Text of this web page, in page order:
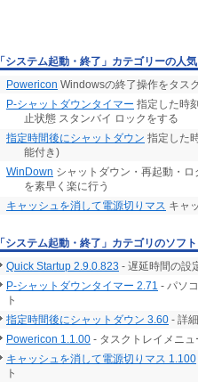
「システム起動・終了」カテゴリーの人
Powericon Windowsの終了操作をタス
P-シャットダウンタイマー 指定した時
止状態 スタンバイ ロックをする
指定時間後にシャットダウン 指定した
能付き)
WinDown シャットダウン・再起動・
を素早く楽に行う
キャッシュを消して電源切りマス キャ
「システム起動・終了」カテゴリのソフ
Quick Startup 2.9.0.823 - 遅延時間の設
P-シャットダウンタイマー 2.71 - パソ
ト
指定時間後にシャットダウン 3.60 - 詳
Powericon 1.1.00 - タスクトレイメニ
キャッシュを消して電源切りマス 1.100
ト